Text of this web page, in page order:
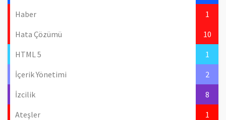
Haber
1
Hata Çözümü
10
HTML 5
1
İçerik Yönetimi
2
İzcilik
8
Ateşler
1